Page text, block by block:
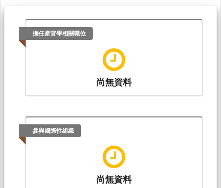
擔任產官學相關職位
尚無資料
參與國際性組織
尚無資料